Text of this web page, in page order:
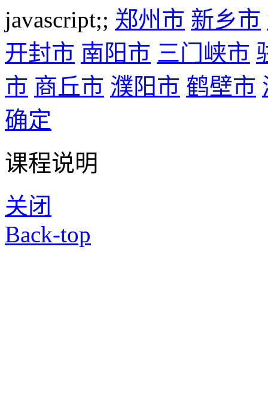
javascript;; 郑州市 新乡市
开封市 南阳市 三门峡市
市 商丘市 濮阳市 鹤壁市
确定
课程说明
关闭
Back-top